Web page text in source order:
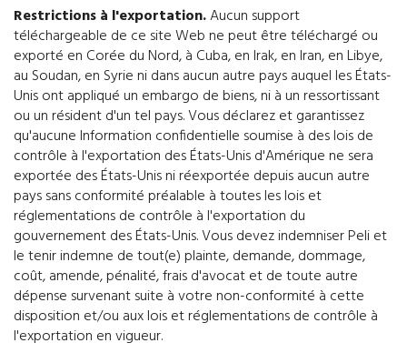
Restrictions à l'exportation.Aucun support
téléchargeable de ce site Web ne peut être téléchargé ou
exporté en Corée du Nord, à Cuba, en Irak, en Iran, en Libye,
au Soudan, en Syrie ni dans aucun autre pays auquel les États-
Unis ont appliqué un embargo de biens, ni à un ressortissant
ou un résident d'un tel pays. Vous déclarez et garantissez
qu'aucune Information confidentielle soumise à des lois de
contrôle à l'exportation des États-Unis d'Amérique ne sera
exportée des États-Unis ni réexportée depuis aucun autre
pays sans conformité préalable à toutes les lois et
réglementations de contrôle à l'exportation du
gouvernement des États-Unis. Vous devez indemniser Peli et
le tenir indemne de tout(e) plainte, demande, dommage,
coût, amende, pénalité, frais d'avocat et de toute autre
dépense survenant suite à votre non-conformité à cette
disposition et/ou aux lois et réglementations de contrôle à
l'exportation en vigueur.